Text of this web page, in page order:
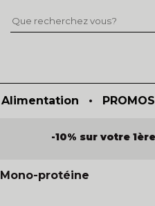
Alimentation • PROMOS
-10% sur votre
Mono-protéine